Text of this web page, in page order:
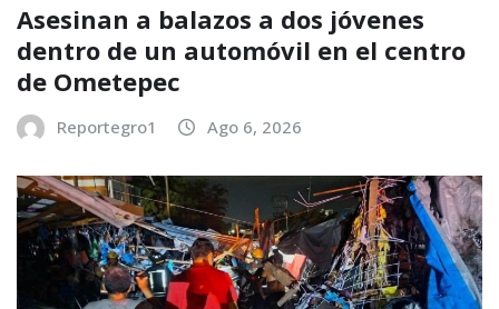
Asesinan a balazos a dos jóvenes
dentro de un automóvil en el centro
de Ometepec
Reportegro1 Ago 6, 2026